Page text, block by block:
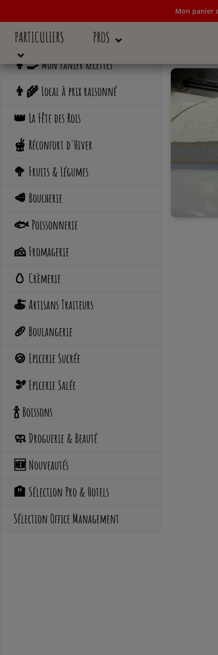
Mon panier
PARTICULIERS
⌄
PROS ⌄ Mon panier
👩‍🍳 Mon Panier Recettes
👨‍🌾 Local à prix raisonné
👑 La Fête des Rois
🫕 Réconfort d'Hiver
🥦 Fruits & Légumes
🥩 Boucherie
🐟 Poissonnerie
🧀 Fromagerie
🥚 Crèmerie
🍝 Artisans Traiteurs
🥖 Boulangerie
🍪 Epicerie Sucrée
🫘 Epicerie Salée
🍾 Boissons
🧼 Droguerie & Beauté
🆕 Nouveautés
🏨 Sélection Pro & Hotels
Sélection Office Management